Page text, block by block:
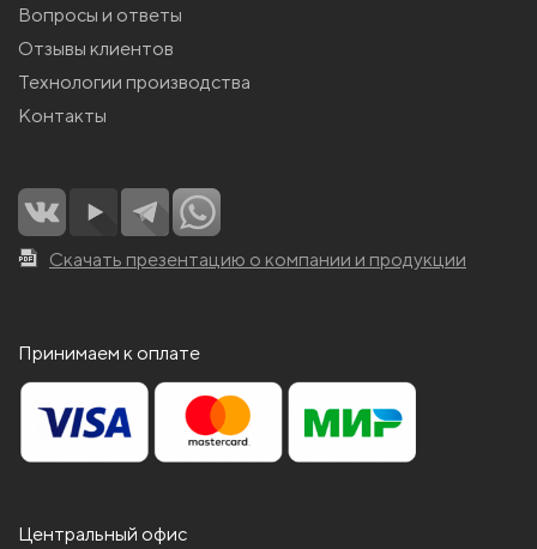
Вопросы и ответы
Отзывы клиентов
Технологии производства
Контакты
Скачать презентацию о компании и продукции
Принимаем к оплате
Центральный офис